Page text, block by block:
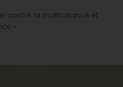
contre la maltraitance et
».